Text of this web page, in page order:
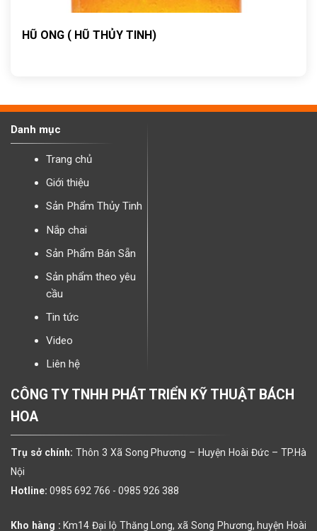
HŨ ONG ( HŨ THỦY TINH)
Danh mục
Trang chủ
Giới thiệu
Sản Phẩm Thủy Tinh
Nắp chai
Sản Phẩm Bán Sẵn
Sản phẩm theo yêu
cầu
Tin tức
Video
Liên hệ
CÔNG TY TNHH PHÁT TRIỂN KỸ THUẬT BÁCH
HOA
Trụ sở chính: Thôn 3 Xã Song Phương – Huyện Hoài Đức – TP.Hà
Nội
Hotline: 0985 692 766 - 0985 926 388
Kho hàng : Km14 Đại lộ Thăng Long, xã Song Phương, huyện Hoài